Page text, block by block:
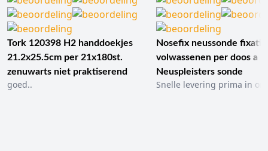
Tork 120398 H2 handdoekjes
21.2x25.5cm per 21x180st.
zenuwarts niet praktiserend
goed..
Nosefix neussonde
volwassenen per doos a
Neuspleisters sonde
Snelle levering prima in